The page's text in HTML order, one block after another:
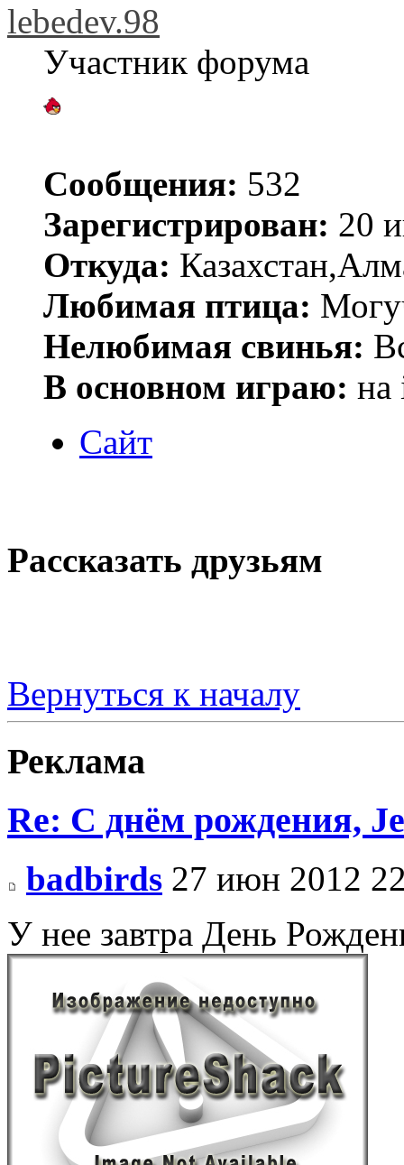
lebedev.98
Участник форума
Сообщения: 532
Зарегистрирован: 20
Откуда:
Любимая птица:
Нелюбимая свинья:
В основном играю: на
Сайт
Рассказать друзьям
Вернуться к началу
Реклама
Re: С днём рождения,
badbirds 27 июн 2012
У нее завтра День